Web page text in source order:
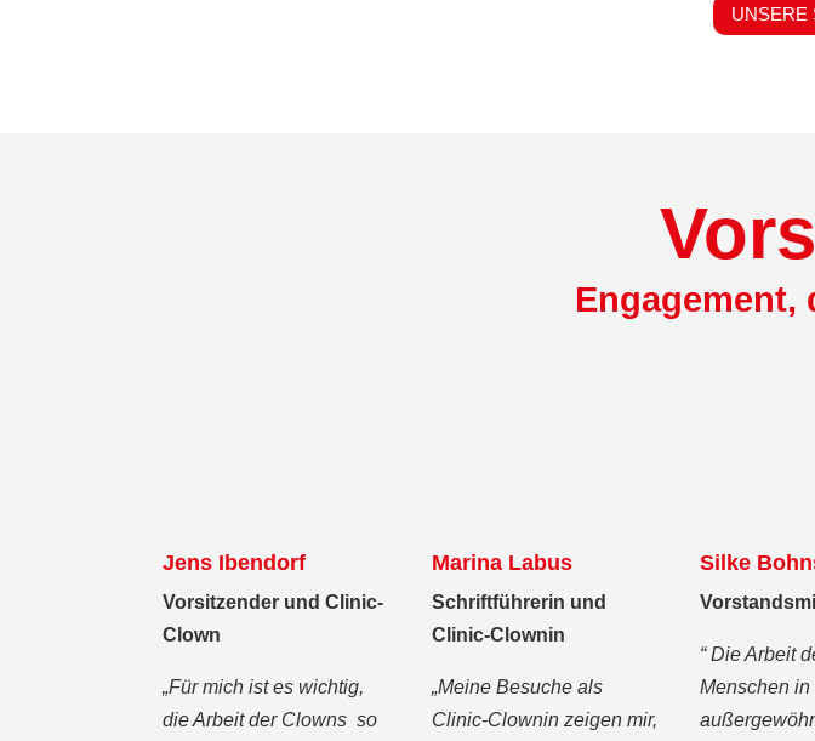
UNSERE
Engagement,
Jens Ibendorf
Vorsitzender und Clinic-
Clown
„Für mich ist es wichtig,
die Arbeit der Clowns so
Marina Labus
Schriftführerin und
Clinic-Clownin
„Meine Besuche als
Clinic-Clownin zeigen mir,
Silke
“ Die Arbeit
Menschen in